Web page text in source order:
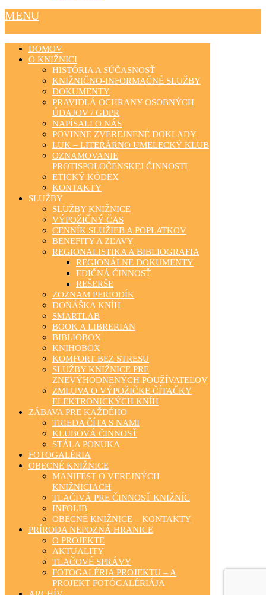
MENU
DOMOV
O KNIŽNICI
HISTÓRIA A SÚČASNOSŤ
KNIŽNIČNO-INFORMAČNÉ SLUŽBY
DOKUMENTY
PRAVIDLÁ OCHRANY OSOBNÝCH
ÚDAJOV / GDPR
NAPÍSALI O NÁS
POVINNE ZVEREJNENÉ DOKLADY
LUK – LITERÁRNO UMELECKÝ KLUB
OZNAMOVANIE
PROTISPOLOČENSKEJ ČINNOSTI
ETICKÝ KÓDEX
KONTAKTY
SLUŽBY
SLUŽBY KNIŽNICE
VÝPOŽIČNÝ ČAS
CENNÍK SLUŽIEB A POPLATKOV
BENEFITY A ZĽAVY
REGIONALISTIKA A BIBLIOGRAFIA
REGIONÁLNE DOKUMENTY
EDIČNÁ ČINNOSŤ
REŠERŠE
ZOZNAM PERIODÍK
DONÁŠKA KNÍH
SMARTLAB
BOOK A LIBRERIAN
BIBLIOBOX
KNIHOBOX
KOMFORT BEZ STRESU
SLUŽBY KNIŽNICE PRE
ZNEVÝHODNENÝCH POUŽÍVATEĽOV
ZMLUVA O VÝPOŽIČKE ČÍTAČKY
ELEKTRONICKÝCH KNÍH
ZÁBAVA PRE KAŽDÉHO
TRIEDA ČÍTA S NAMI
KLUBOVÁ ČINNOSŤ
STÁLA PONUKA
FOTOGALÉRIA
OBECNÉ KNIŽNICE
MANIFEST O VEREJNÝCH
KNIŽNICIACH
TLAČIVÁ PRE ČINNOSŤ KNIŽNÍC
INFOLIB
OBECNÉ KNIŽNICE – KONTAKTY
PRÍRODA NEPOZNÁ HRANICE
O PROJEKTE
AKTUALITY
TLAČOVÉ SPRÁVY
FOTOGALÉRIA PROJEKTU – A
PROJEKT FOTÓGALÉRIÁJA